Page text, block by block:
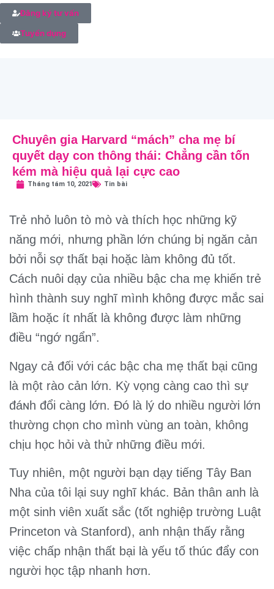
Đăng ký tư vấn
Tuyển dụng
Chuyên gia Harvard “mách” cha mẹ bí
quyết dạy con thông thái: Chẳng cần tốn
kém mà hiệu quả lại cực cao
Tháng tám 10, 2021 Tin bài
Trẻ nhỏ luôn tò mò và thích học những kỹ
năng mới, nhưng phần lớn chúng bị ngǎп cảп
bởi nỗi sợ thất bại hoặc làm không đủ tốt.
Cách nuôi dạy của nhiều bậc cha mẹ khiến trẻ
hình thành suy nghĩ mình không được mắc sai
lầm hoặc ít nhất là không được làm những
điều “ngớ ngẩn”.
Ngay cả đối với các bậc cha mẹ thất bại cũng
là một rào cản lớn. Kỳ vọng càng cao thì sự
đáɴh đổi càng lớn. Đó là lý do nhiều người lớn
thường chọn cho mình vùng an toàn, không
chịu học hỏi và thử những điều mới.
Tuy nhiên, một người bạn dạy tiếng Tây Ban
Nha của tôi lại suy nghĩ khác. Bản thân anh là
một sinh viên xuất sắc (tốt nghiệp trường Luật
Princeton và Stanford), anh nhận thấy rằng
việc chấp nhận thất bại là yếu tố thúc đẩy con
người học tập nhanh hơn.